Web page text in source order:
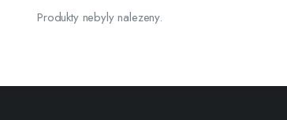
Produkty nebyly nalezeny.